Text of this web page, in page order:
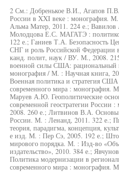
2 См.: Добренькое В.И., Агапов П.В.
России в XXI веке : монография.
Альма Матер, 2011. 224 е.;
Молодцова Е.С. МАГАТЭ :
122 е.; Ганиев Т.А. Безопасность
СНГ и роль Российской Федерации
канд. полит, наук / ВУ. М., 2008.
военной силы США: рациональный
монография / М. : Научная книга,
Военная политика и стратегия
современного мира : монография.
Маруев А.Ю. Геополитические
современной геостратегии
2008. 260 е.; Литвинов В.А. Основы
России. М. : Ленанд, 2011. 322 е.;
теория, парадигма, концепция,
е изд. М. : Пер Сэ, 2005. 192 е.;
мирового порядка. М. : Изд-во
издательство», 2010. 384 е.;
Политика модернизации в
современного мира : монография.